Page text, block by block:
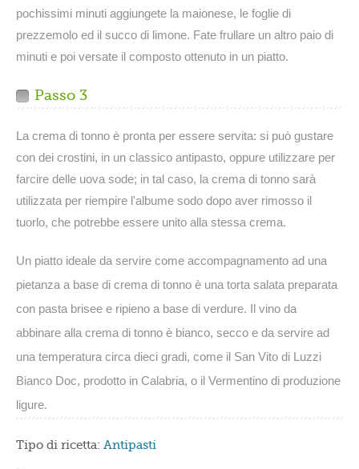
pochissimi minuti aggiungete la maionese, le foglie di
prezzemolo ed il succo di limone. Fate frullare un altro paio di
minuti e poi versate il composto ottenuto in un piatto.
Passo 3
La crema di tonno è pronta per essere servita: si può gustare
con dei crostini, in un classico antipasto, oppure utilizzare per
farcire delle uova sode; in tal caso, la crema di tonno sarà
utilizzata per riempire l'albume sodo dopo aver rimosso il
tuorlo, che potrebbe essere unito alla stessa crema.
Un piatto ideale da servire come accompagnamento ad una
pietanza a base di crema di tonno è una torta salata preparata
con pasta brisee e ripieno a base di verdure. Il vino da
abbinare alla crema di tonno è bianco, secco e da servire ad
una temperatura circa dieci gradi, come il San Vito di Luzzi
Bianco Doc, prodotto in Calabria, o il Vermentino di produzione
ligure.
Tipo di ricetta: Antipasti